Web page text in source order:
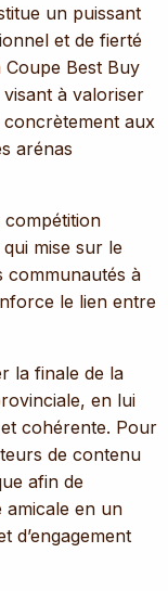
un puissant
et de fierté
Best Buy
visant à valoriser
aux
arénas
compétition
mise sur le
communautés à
le lien entre
la finale de la
en lui
cohérente. Pour
de contenu
afin de
en un
d’engagement